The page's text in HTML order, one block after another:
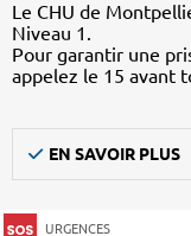
Le CHU de
Niveau 1.
Pour garantir une
appelez le 15 avant
EN SAVOIR PLUS
URGENCES